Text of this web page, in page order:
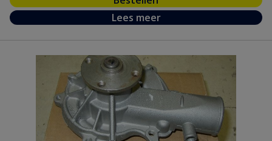
Lees meer